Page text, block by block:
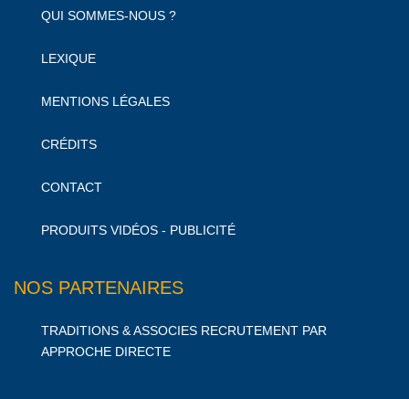
QUI SOMMES-NOUS ?
LEXIQUE
MENTIONS LÉGALES
CRÉDITS
CONTACT
PRODUITS VIDÉOS - PUBLICITÉ
NOS PARTENAIRES
TRADITIONS & ASSOCIES RECRUTEMENT PAR
APPROCHE DIRECTE